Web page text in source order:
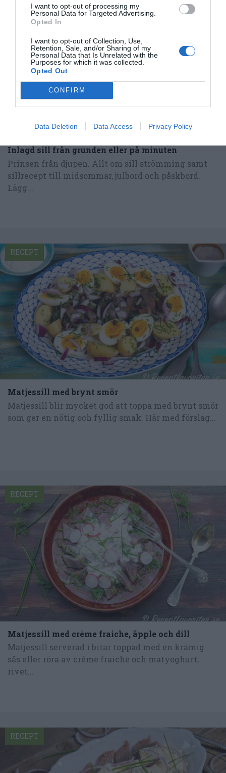
I want to opt-out of processing my
Personal Data for Targeted Advertising.
Opted In
I want to opt-out of Collection, Use,
Retention, Sale, and/or Sharing of my
Personal Data that Is Unrelated with the
Purposes for which it was collected.
Opted Out
CONFIRM
Data Deletion Data Access Privacy Policy
Inlagd sill från grunden eller på minuten
Prinsen från djupen. Allt om sill strömming samt
sillrecept till midsommar, julbord och påskbord.
Lägg...
Matjessill med brynt smör
Matjessill blir mycket god att toppa med brynt smör
som ger en nötig och fyllig smak. Här med förslag...
RECEPT
Matjessill med crème fraiche, äpple och dill
Matjessill serverad i bitar toppad med en krämig
sås eller röra av crème fraiche och matyoghurt;
rivet...
RECEPT
RECEPT